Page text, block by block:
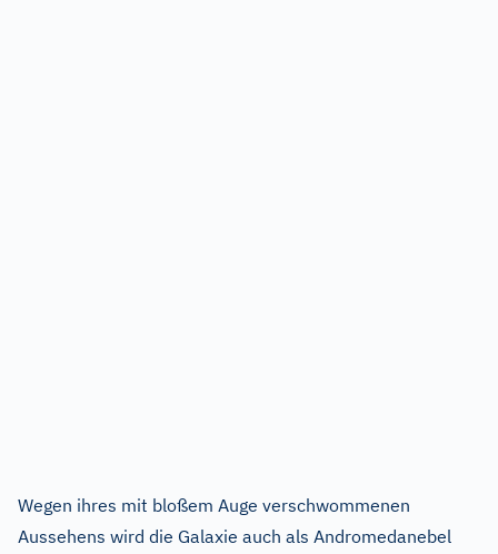
Wegen ihres mit bloßem Auge verschwommenen
Aussehens wird die Galaxie auch als Andromedanebel